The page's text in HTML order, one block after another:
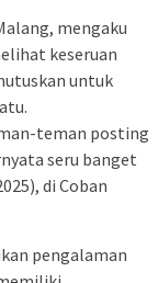
mengaku
keseruan
untuk
teman posting
seru banget
di Coban
pengalaman